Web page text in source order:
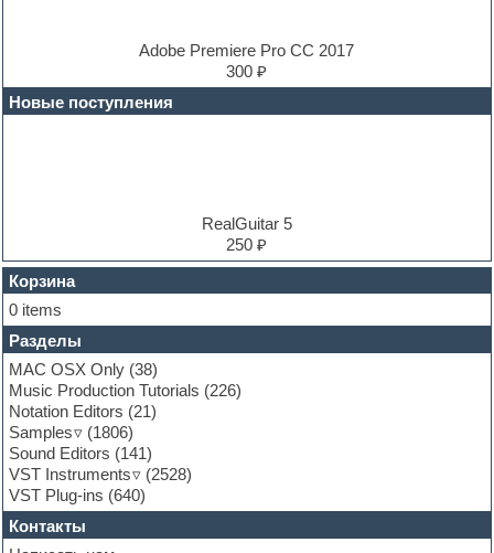
Electric guitar
Electric piano
FL Studio
Flute
Folk samples
Fruityloops
Funk
Garritan
General MIDI kits
Guitar emulation
Guitar loops
Guitar processing and effects
Hands-up samples
Hardstyle
Heavy metal sample packs
Hip-hop
Adobe Premiere Pro CC 2017
300 ₽
Новые поступления
RealGuitar 5
250 ₽
Корзина
0 items
Разделы
MAC OSX Only (38)
Music Production Tutorials (226)
Notation Editors (21)
Samples
(1806)
Sound Editors (141)
VST Instruments
(2528)
VST Plug-ins (640)
Контакты